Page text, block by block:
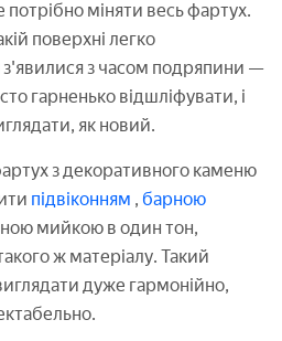
потрібно міняти весь фартух.
поверхні легко
з часом подряпини —
гарненько відшліфувати, і
як новий.
з декоративного каменю
підвіконням , барною
мийкою в один тон,
ж матеріалу. Такий
дуже гармонійно,